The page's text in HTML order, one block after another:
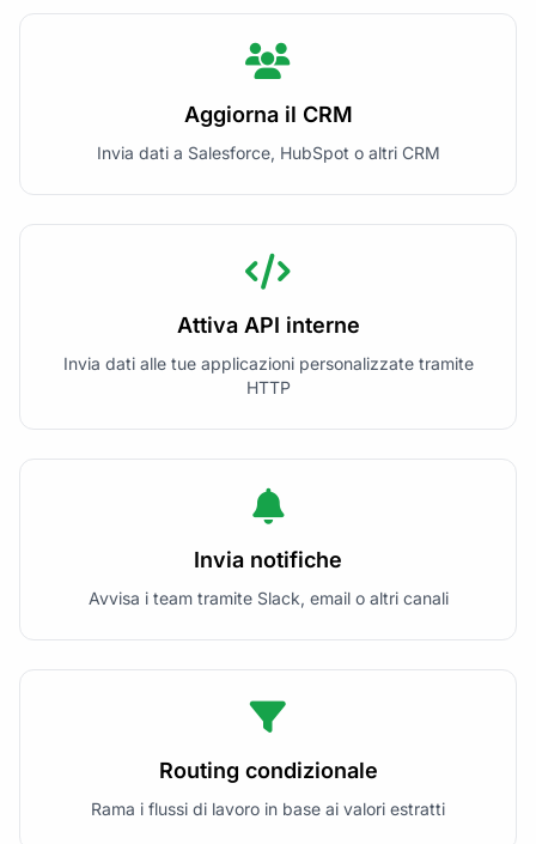
Aggiorna il CRM
Invia dati a Salesforce, HubSpot o altri CRM
Attiva API interne
Invia dati alle tue applicazioni personalizzate tramite
HTTP
Invia notifiche
Avvisa i team tramite Slack, email o altri canali
Routing condizionale
Rama i flussi di lavoro in base ai valori estratti